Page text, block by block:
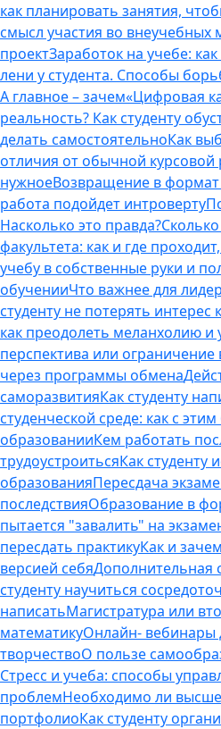
как планировать занятия,
смысл участия во внеучебных
проектЗаработок на учебе: как
лени у студента. Способы
А главное – зачем«Цифровая
реальность? Как студенту
делать самостоятельноКак
отличия от обычной курсовой
нужноеВозвращение в формат
работа подойдет интроверту
Насколько это правда?
факультета: как и где
учебу в собственные руки и
обученииЧто важнее для
студенту не потерять интерес
как преодолеть меланхолию и
перспектива или
через программы обмена
саморазвитияКак студенту
студенческой среде: как с
образованииКем работать
трудоустроитьсяКак студенту
образованияПересдача
последствияОбразование в
пытается "завалить" на
пересдать практикуКак и
версией себяДополнительная
студенту научиться
написатьМагистратура или
математикуОнлайн- вебинары
творчествоО пользе
Стресс и учеба: способы
проблемНеобходимо ли
портфолиоКак студенту